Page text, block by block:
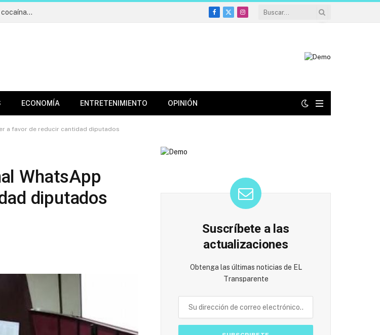
Incautan cargamento de más de una tonelada de presunta cocaína; apresan cuatro
Facebook
X
Instagram
ECONOMÍA ENTRETENIMIENTO OPINIÓN
a favor de reducir cantidad diputados
WhatsApp
diputados
Suscríbete a las
actualizaciones
Obtenga las últimas noticias de EL
Transparente